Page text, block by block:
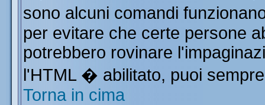
sono alcuni comandi
per evitare che certe persone
potrebbero rovinare
l'HTML � abilitato, puoi
Torna in cima